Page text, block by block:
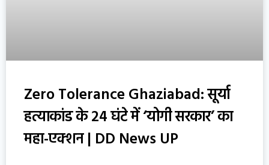
Zero Tolerance Ghaziabad: सूर्या
हत्याकांड के 24 घंटे में ‘योगी सरकार’ का
महा-एक्शन | DD News UP